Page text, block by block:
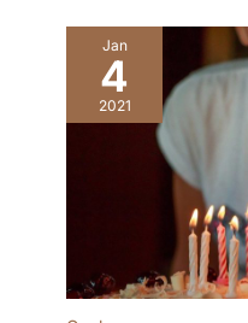
Jan
4
2021